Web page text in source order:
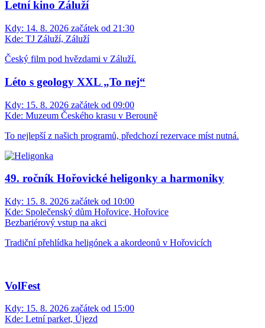
Letní kino Záluží
Kdy: 14. 8. 2026 začátek od 21:30
Kde: TJ Záluží, Záluží
Český film pod hvězdami v Záluží.
Léto s geology XXL „To nej“
Kdy: 15. 8. 2026 začátek od 09:00
Kde: Muzeum Českého krasu v Berouně
To nejlepší z našich programů, předchozí rezervace míst nutná.
49. ročník Hořovické heligonky a harmoniky
Kdy: 15. 8. 2026 začátek od 10:00
Kde: Společenský dům Hořovice, Hořovice
Bezbariérový vstup na akci
Tradiční přehlídka heligónek a akordeonů v Hořovicích
VolFest
Kdy: 15. 8. 2026 začátek od 15:00
Kde: Letní parket, Újezd